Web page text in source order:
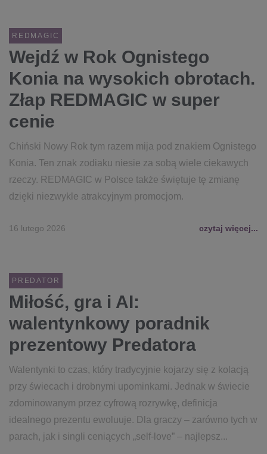
REDMAGIC
Wejdź w Rok Ognistego
Konia na wysokich obrotach.
Złap REDMAGIC w super
cenie
Chiński Nowy Rok tym razem mija pod znakiem Ognistego
Konia. Ten znak zodiaku niesie za sobą wiele ciekawych
rzeczy. REDMAGIC w Polsce także świętuje tę zmianę
dzięki niezwykle atrakcyjnym promocjom.
16 lutego 2026 czytaj więcej...
PREDATOR
Miłość, gra i AI:
walentynkowy poradnik
prezentowy Predatora
Walentynki to czas, który tradycyjnie kojarzy się z kolacją
przy świecach i drobnymi upominkami. Jednak w świecie
zdominowanym przez cyfrową rozrywkę, definicja
idealnego prezentu ewoluuje. Dla graczy – zarówno tych w
parach, jak i singli ceniących „self-love” – najlepsz...